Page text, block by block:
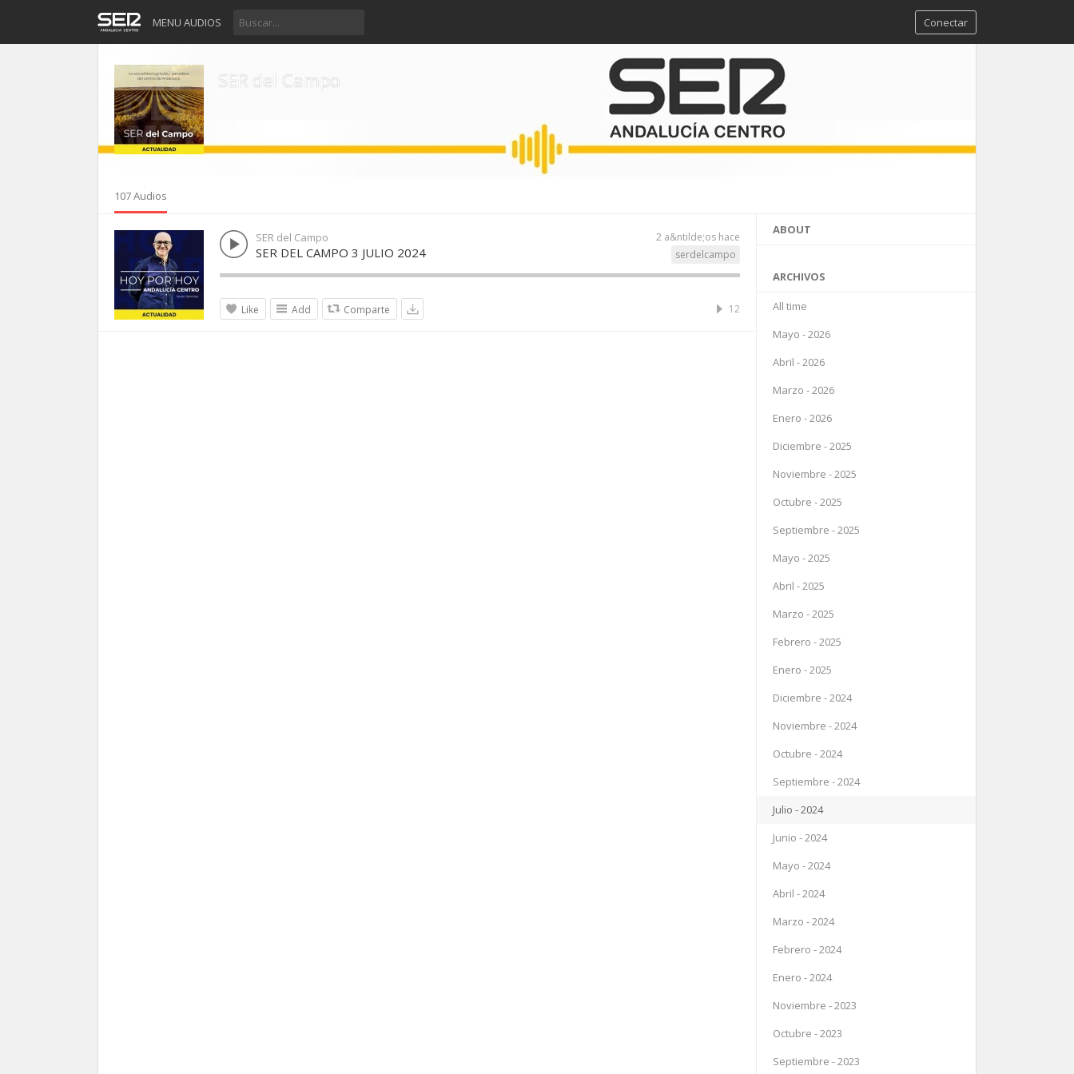
MENU AUDIOS Conectar
SER del Campo
107 Audios
2 a&ntilde;os hace
SER del Campo
serdelcampo
SER DEL CAMPO 3 JULIO 2024
Like Add Comparte 12
ABOUT
ARCHIVOS
All time
Mayo - 2026
Abril - 2026
Marzo - 2026
Enero - 2026
Diciembre - 2025
Noviembre - 2025
Octubre - 2025
Septiembre - 2025
Mayo - 2025
Abril - 2025
Marzo - 2025
Febrero - 2025
Enero - 2025
Diciembre - 2024
Noviembre - 2024
Octubre - 2024
Septiembre - 2024
Julio - 2024
Junio - 2024
Mayo - 2024
Abril - 2024
Marzo - 2024
Febrero - 2024
Enero - 2024
Noviembre - 2023
Octubre - 2023
Septiembre - 2023